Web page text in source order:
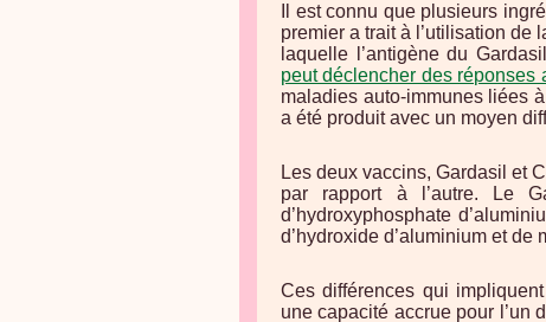
Il est connu que plusieurs
premier a trait à l’utilisation de
laquelle l’antigène du
peut déclencher des réponses
maladies auto-immunes liées
a été produit avec un moyen
Les deux vaccins, Gardasil et
par rapport à l’autre. Le
d’hydroxyphosphate
d’hydroxide d’aluminium et de
Ces différences qui
une capacité accrue pour l’un